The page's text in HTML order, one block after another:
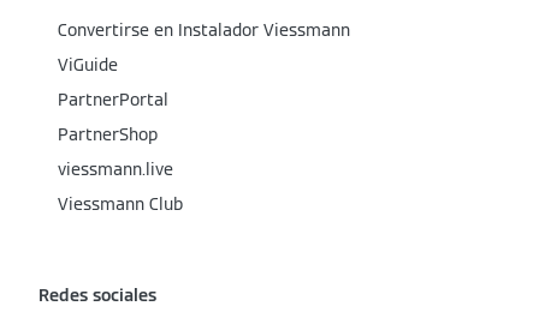
Convertirse en Instalador Viessmann
ViGuide
PartnerPortal
PartnerShop
viessmann.live
Viessmann Club
Redes sociales